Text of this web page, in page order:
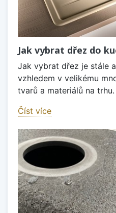
Jak vybrat dřez do
Jak vybrat dřez je stále
vzhledem v velikému
tvarů a materiálů na trhu.
Číst více